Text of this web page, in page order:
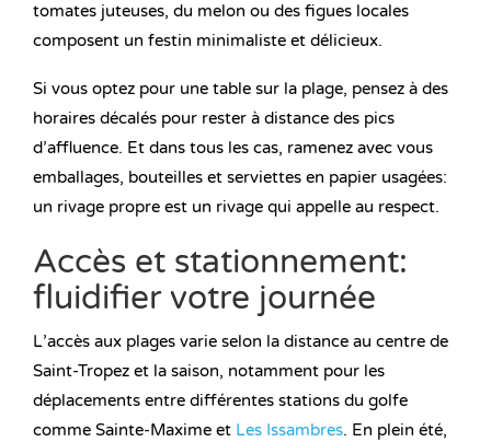
tomates juteuses, du melon ou des figues locales
composent un festin minimaliste et délicieux.
Si vous optez pour une table sur la plage, pensez à des
horaires décalés pour rester à distance des pics
d’affluence. Et dans tous les cas, ramenez avec vous
emballages, bouteilles et serviettes en papier usagées:
un rivage propre est un rivage qui appelle au respect.
Accès et stationnement:
fluidifier votre journée
L’accès aux plages varie selon la distance au centre de
Saint-Tropez et la saison, notamment pour les
déplacements entre différentes stations du golfe
comme Sainte-Maxime et Les Issambres. En plein été,